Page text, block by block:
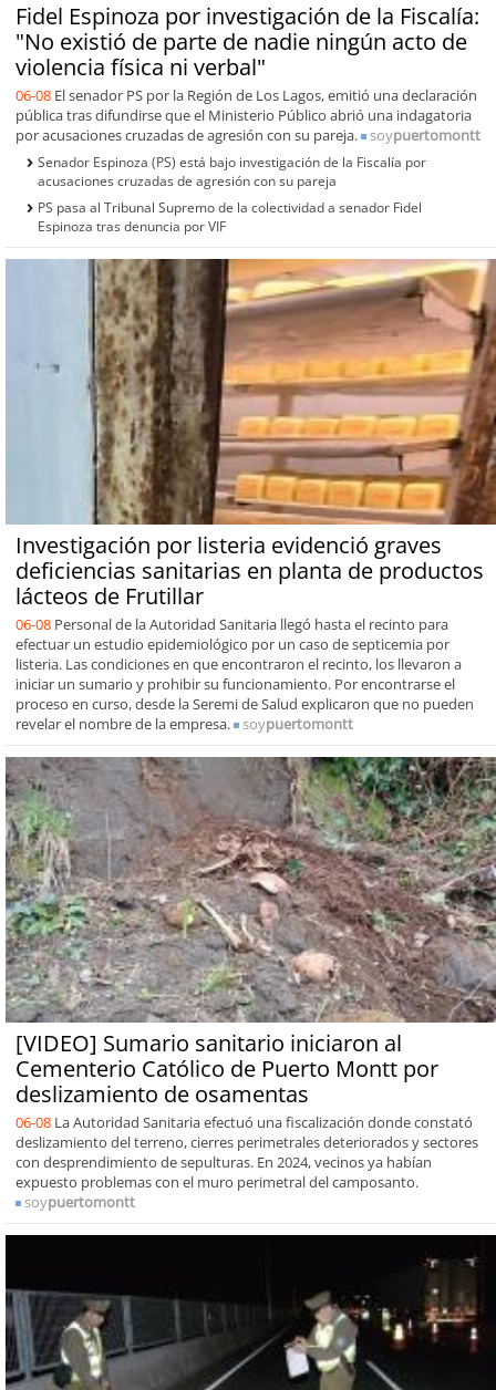
Fidel Espinoza por investigación de la Fiscalía:
"No existió de parte de nadie ningún acto de
violencia física ni verbal"
06-08 El senador PS por la Región de Los Lagos, emitió una declaración
pública tras difundirse que el Ministerio Público abrió una indagatoria
por acusaciones cruzadas de agresión con su pareja.
soypuertomontt
Senador Espinoza (PS) está bajo investigación de la Fiscalía por
acusaciones cruzadas de agresión con su pareja
PS pasa al Tribunal Supremo de la colectividad a senador Fidel
Espinoza tras denuncia por VIF
Investigación por listeria evidenció graves
deficiencias sanitarias en planta de productos
lácteos de Frutillar
06-08 Personal de la Autoridad Sanitaria llegó hasta el recinto para
efectuar un estudio epidemiológico por un caso de septicemia por
listeria. Las condiciones en que encontraron el recinto, los llevaron a
iniciar un sumario y prohibir su funcionamiento. Por encontrarse el
proceso en curso, desde la Seremi de Salud explicaron que no pueden
revelar el nombre de la empresa.
soypuertomontt
[VIDEO] Sumario sanitario iniciaron al
Cementerio Católico de Puerto Montt por
deslizamiento de osamentas
06-08 La Autoridad Sanitaria efectuó una fiscalización donde constató
deslizamiento del terreno, cierres perimetrales deteriorados y sectores
con desprendimiento de sepulturas. En 2024, vecinos ya habían
expuesto problemas con el muro perimetral del camposanto.
soypuertomontt